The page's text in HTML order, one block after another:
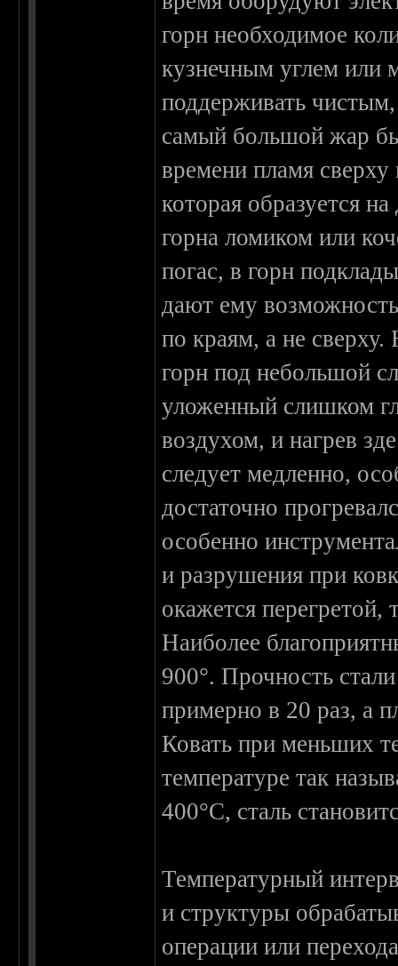
горн необходимое
кузнечным углем или
поддерживать
самый большой жар
времени пламя
которая образуется
горна ломиком или
погас, в горн
дают ему
по краям, а не
горн под небольшой
уложенный слишком
воздухом, и нагрев
следует медленно,
достаточно
особенно
и разрушения при
окажется перегретой,
Наиболее
900°. Прочность
примерно в 20 раз, а
Ковать при меньших
температуре так
400°С, сталь
Температурный
и структуры
операции или